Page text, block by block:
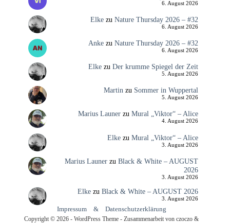
6. August 2026
Elkezu Nature Thursday 2026 – #32
6. August 2026
Ankezu Nature Thursday 2026 – #32
6. August 2026
Elkezu Der krumme Spiegel der Zeit
5. August 2026
Martinzu Sommer in Wuppertal
5. August 2026
Marius Launerzu Mural „Viktor“ – Alice
4. August 2026
Elkezu Mural „Viktor“ – Alice
3. August 2026
Marius Launerzu Black & White – AUGUST
2026
3. August 2026
Elkezu Black & White – AUGUST 2026
3. August 2026
Impressum & Datenschutzerklärung
Copyright © 2026 - WordPress Theme - Zusammenarbeit von czoczo &